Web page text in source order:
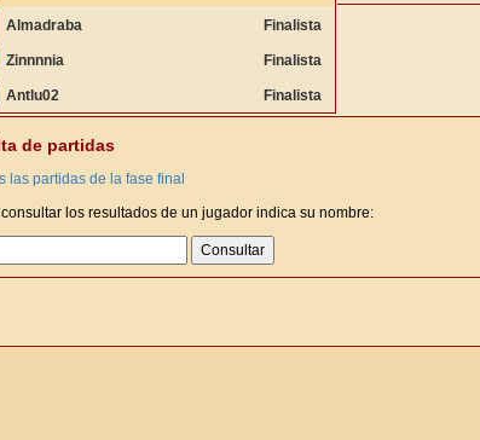
Almadraba Finalista
Zinnnnia Finalista
Antlu02 Finalista
de partidas
las partidas de la fase final
consultar los resultados de un jugador indica su nombre: